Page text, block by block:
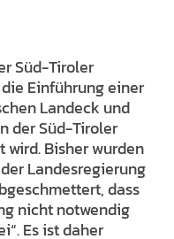
Süd-Tiroler
Einführung einer
Landeck und
der Süd-Tiroler
Bisher wurden
Landesregierung
dass
nicht notwendig
Es ist daher